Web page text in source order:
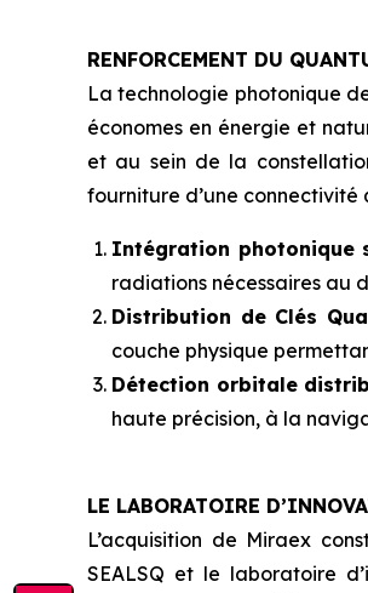
RENFORCEMENT DU
La technologie photonique
économes en énergie et
et au sein de la
fourniture d’une
Intégration photonique
radiations nécessaires au
Distribution de Clés
couche physique
Détection orbitale
haute précision, à la
LE LABORATOIRE
L’acquisition de Miraex
SEALSQ et le laboratoire